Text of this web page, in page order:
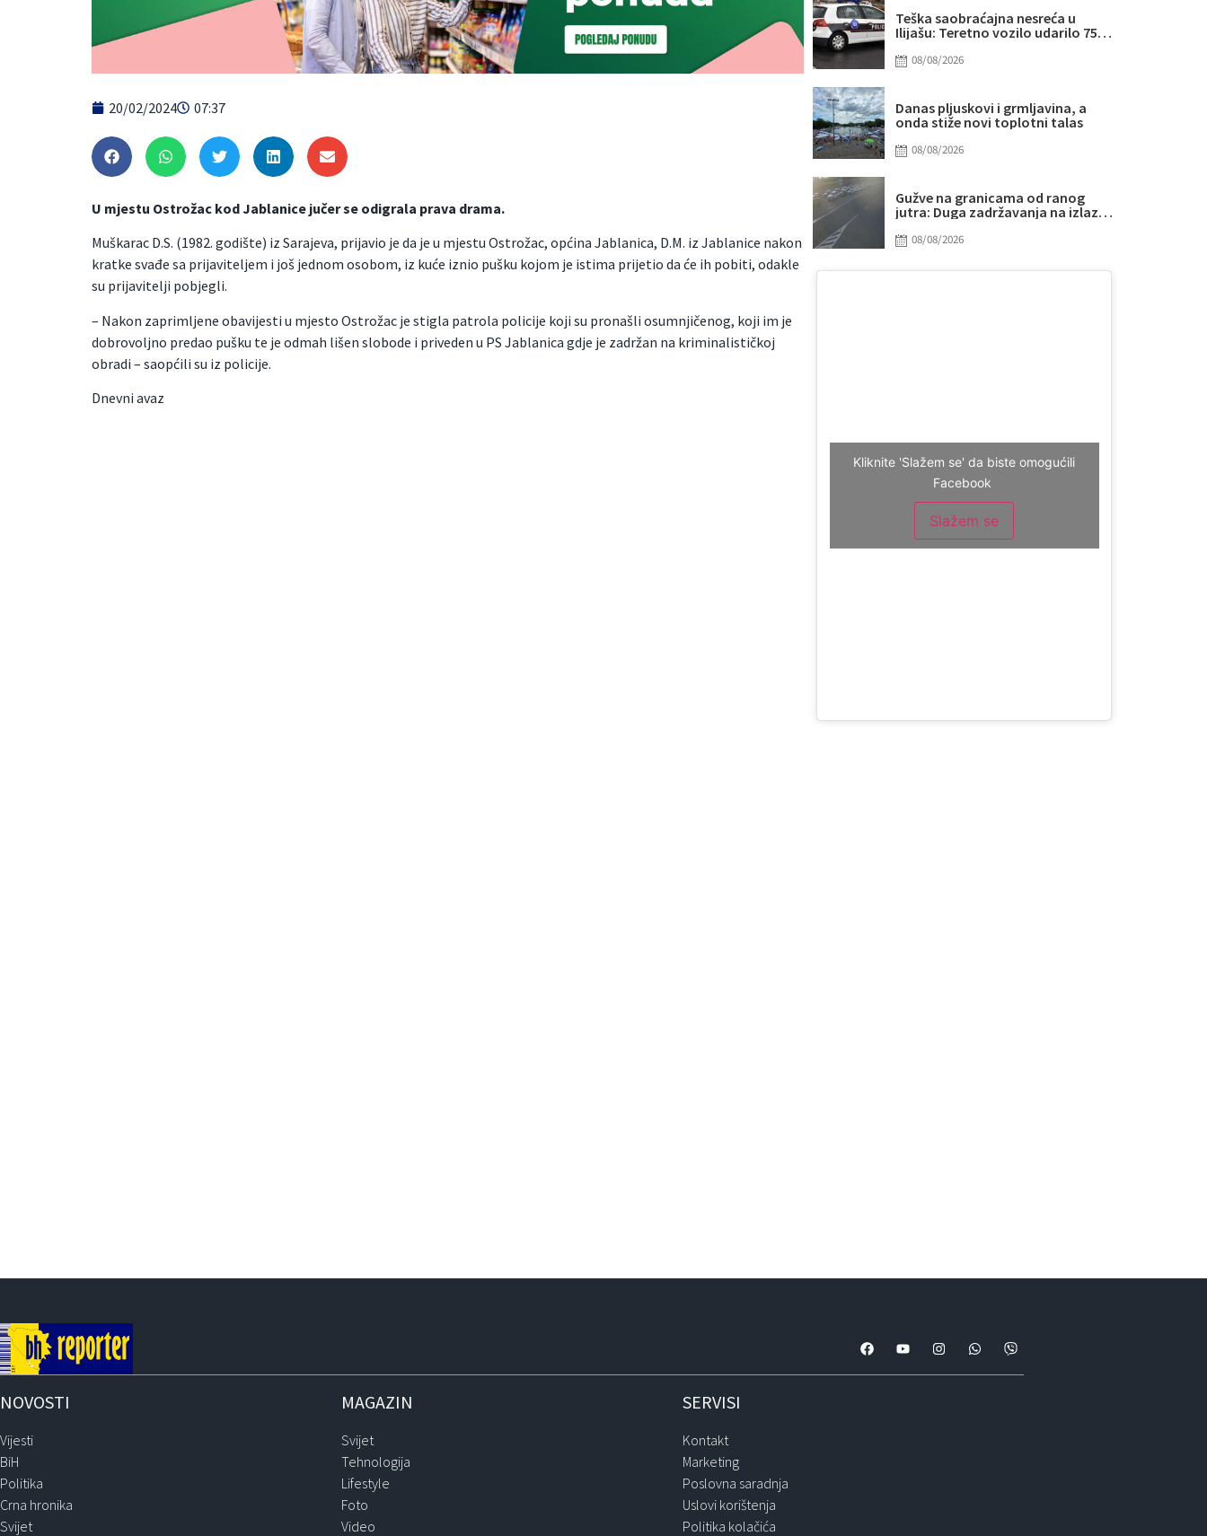
20/02/2024 07:37
U mjestu Ostrožac kod Jablanice jučer se odigrala prava drama.
Muškarac D.S. (1982. godište) iz Sarajeva, prijavio je da je u mjestu Ostrožac, općina Jablanica, D.M. iz Jablanice nakon
kratke svađe sa prijaviteljem i još jednom osobom, iz kuće iznio pušku kojom je istima prijetio da će ih pobiti, odakle
su prijavitelji pobjegli.
– Nakon zaprimljene obavijesti u mjesto Ostrožac je stigla patrola policije koji su pronašli osumnjičenog, koji im je
dobrovoljno predao pušku te je odmah lišen slobode i priveden u PS Jablanica gdje je zadržan na kriminalističkoj
obradi – saopćili su iz policije.
Dnevni avaz
Teška saobraćajna nesreća u
Ilijašu: Teretno vozilo udarilo 75-
08/08/2026
Danas pljuskovi i grmljavina, a
onda stiže novi toplotni talas
08/08/2026
Gužve na granicama od ranog
jutra: Duga zadržavanja na izlazu
08/08/2026
Kliknite 'Slažem se' da biste omogućili
Facebook
Slažem se
NOVOSTI
Vijesti
BiH
Politika
Crna hronika
Svijet
MAGAZIN
Svijet
Tehnologija
Lifestyle
Foto
Video
SERVISI
Kontakt
Marketing
Poslovna saradnja
Uslovi korištenja
Politika kolačića